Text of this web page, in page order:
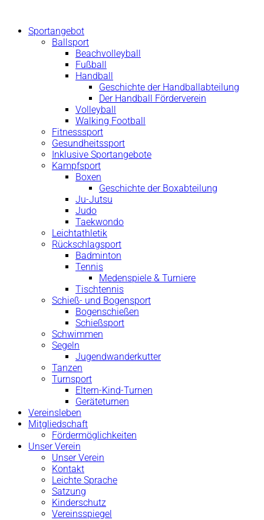
springenSportangebot
Ballsport
Beachvolleyball
Fußball
Handball
Geschichte der Handballabteilung
Der Handball Förderverein
Volleyball
Walking Football
Fitnesssport
Gesundheitssport
Inklusive Sportangebote
Kampfsport
Boxen
Geschichte der Boxabteilung
Ju-Jutsu
Judo
Taekwondo
Leichtathletik
Rückschlagsport
Badminton
Tennis
Medenspiele & Turniere
Tischtennis
Schieß- und Bogensport
Bogenschießen
Schießsport
Schwimmen
Segeln
Jugendwanderkutter
Tanzen
Turnsport
Eltern-Kind-Turnen
Geräteturnen
Vereinsleben
Mitgliedschaft
Fördermöglichkeiten
Unser Verein
Unser Verein
Kontakt
Leichte Sprache
Satzung
Kinderschutz
Vereinsspiegel